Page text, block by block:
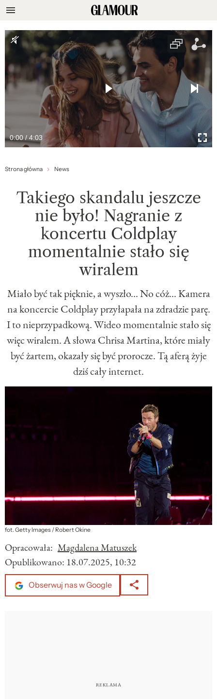
0:00 / 4:03
Strona główna News
Takiego skandalu jeszcze
nie było! Nagranie z
koncertu Coldplay
momentalnie stało się
wiralem
Miało być tak pięknie, a wyszło... No cóż... Kamera
na koncercie Coldplay przyłapała na zdradzie parę.
I to nieprzypadkową. Wideo momentalnie stało się
więc wiralem. A słowa Chrisa Martina, które miały
być żartem, okazały się być prorocze. Tą aferą żyje
dziś cały internet.
fot. Getty Images / Robert Okine
Opracowała: Magdalena Matuszek
Opublikowano: 18.07.2025, 10:32
Obserwuj nas w Google